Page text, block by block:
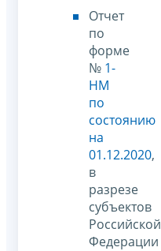
Отчет
по
форме
№ 1-
НМ
по
состоянию
на
01.12.2020,
в
разрезе
субъектов
Российской
Федерации